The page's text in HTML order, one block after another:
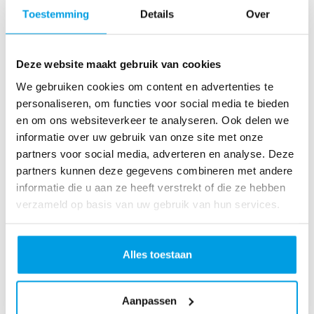
Toestemming Details Over
Deze website maakt gebruik van cookies
We gebruiken cookies om content en advertenties te
personaliseren, om functies voor social media te bieden
en om ons websiteverkeer te analyseren. Ook delen we
informatie over uw gebruik van onze site met onze
partners voor social media, adverteren en analyse. Deze
partners kunnen deze gegevens combineren met andere
informatie die u aan ze heeft verstrekt of die ze hebben
verzameld op basis van uw gebruik van hun services.
Alles toestaan
Aanpassen
as
R
u
n
L
o
ve
Li
fe
R
n
S
n
fo